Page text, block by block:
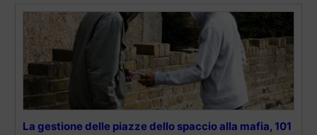
La gestione delle piazze dello spaccio alla mafia, 101